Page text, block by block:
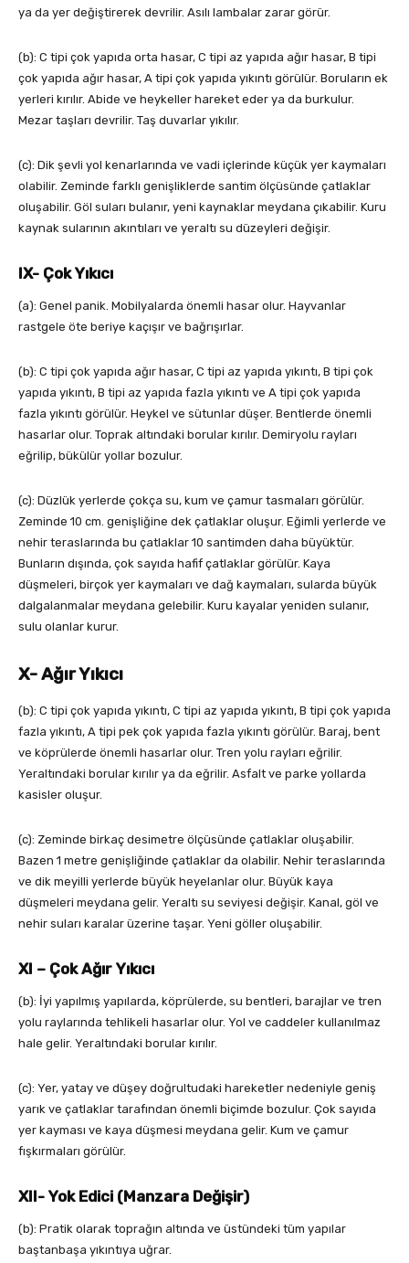
ya da yer değiştirerek devrilir. Asılı lambalar zarar görür.
(b): C tipi çok yapıda orta hasar, C tipi az yapıda ağır hasar, B tipi
çok yapıda ağır hasar, A tipi çok yapıda yıkıntı görülür. Boruların ek
yerleri kırılır. Abide ve heykeller hareket eder ya da burkulur.
Mezar taşları devrilir. Taş duvarlar yıkılır.
(c): Dik şevli yol kenarlarında ve vadi içlerinde küçük yer kaymaları
olabilir. Zeminde farklı genişliklerde santim ölçüsünde çatlaklar
oluşabilir. Göl suları bulanır, yeni kaynaklar meydana çıkabilir. Kuru
kaynak sularının akıntıları ve yeraltı su düzeyleri değişir.
IX- Çok Yıkıcı
(a): Genel panik. Mobilyalarda önemli hasar olur. Hayvanlar
rastgele öte beriye kaçışır ve bağrışırlar.
(b): C tipi çok yapıda ağır hasar, C tipi az yapıda yıkıntı, B tipi çok
yapıda yıkıntı, B tipi az yapıda fazla yıkıntı ve A tipi çok yapıda
fazla yıkıntı görülür. Heykel ve sütunlar düşer. Bentlerde önemli
hasarlar olur. Toprak altındaki borular kırılır. Demiryolu rayları
eğrilip, bükülür yollar bozulur.
(c): Düzlük yerlerde çokça su, kum ve çamur tasmaları görülür.
Zeminde 10 cm. genişliğine dek çatlaklar oluşur. Eğimli yerlerde ve
nehir teraslarında bu çatlaklar 10 santimden daha büyüktür.
Bunların dışında, çok sayıda hafif çatlaklar görülür. Kaya
düşmeleri, birçok yer kaymaları ve dağ kaymaları, sularda büyük
dalgalanmalar meydana gelebilir. Kuru kayalar yeniden sulanır,
sulu olanlar kurur.
X- Ağır Yıkıcı
(b): C tipi çok yapıda yıkıntı, C tipi az yapıda yıkıntı, B tipi çok yapıda
fazla yıkıntı, A tipi pek çok yapıda fazla yıkıntı görülür. Baraj, bent
ve köprülerde önemli hasarlar olur. Tren yolu rayları eğrilir.
Yeraltındaki borular kırılır ya da eğrilir. Asfalt ve parke yollarda
kasisler oluşur.
(c): Zeminde birkaç desimetre ölçüsünde çatlaklar oluşabilir.
Bazen 1 metre genişliğinde çatlaklar da olabilir. Nehir teraslarında
ve dik meyilli yerlerde büyük heyelanlar olur. Büyük kaya
düşmeleri meydana gelir. Yeraltı su seviyesi değişir. Kanal, göl ve
nehir suları karalar üzerine taşar. Yeni göller oluşabilir.
XI – Çok Ağır Yıkıcı
(b): İyi yapılmış yapılarda, köprülerde, su bentleri, barajlar ve tren
yolu raylarında tehlikeli hasarlar olur. Yol ve caddeler kullanılmaz
hale gelir. Yeraltındaki borular kırılır.
(c): Yer, yatay ve düşey doğrultudaki hareketler nedeniyle geniş
yarık ve çatlaklar tarafından önemli biçimde bozulur. Çok sayıda
yer kayması ve kaya düşmesi meydana gelir. Kum ve çamur
fışkırmaları görülür.
XII- Yok Edici (Manzara Değişir)
(b): Pratik olarak toprağın altında ve üstündeki tüm yapılar
baştanbaşa yıkıntıya uğrar.